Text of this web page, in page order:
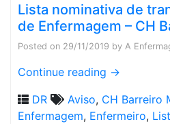
Lista nominativa de
de Enfermagem – CH
Posted on 29/11/2019 by A
Continue reading →
DR
Aviso, CH Barreiro
Enfermagem, Enfermeiro,